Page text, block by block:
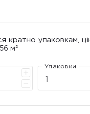
кратно упаковкам,
м²
Упаковки